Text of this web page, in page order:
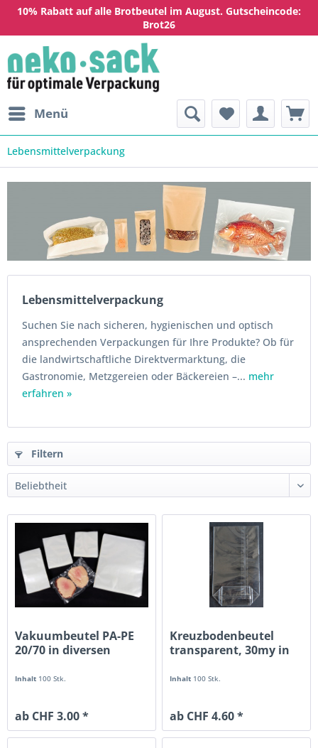
10% Rabatt auf alle Brotbeutel im August. Gutscheincode:
Brot26
Menü
Lebensmittelverpackung
Lebensmittelverpackung
Suchen Sie nach sicheren, hygienischen und optisch
ansprechenden Verpackungen für Ihre Produkte? Ob für
die landwirtschaftliche Direktvermarktung, die
Gastronomie, Metzgereien oder Bäckereien –... mehr
erfahren »
Filtern
Vakuumbeutel PA-PE
20/70 in diversen
Inhalt 100 Stk.
ab CHF 3.00 *
Kreuzbodenbeutel
transparent, 30my in
Inhalt 100 Stk.
ab CHF 4.60 *